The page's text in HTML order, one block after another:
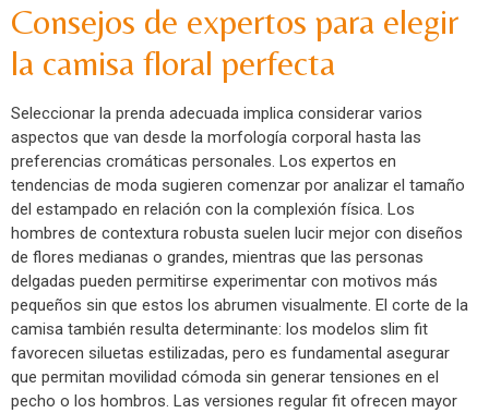
Consejos de expertos para elegir
la camisa floral perfecta
Seleccionar la prenda adecuada implica considerar varios
aspectos que van desde la morfología corporal hasta las
preferencias cromáticas personales. Los expertos en
tendencias de moda sugieren comenzar por analizar el tamaño
del estampado en relación con la complexión física. Los
hombres de contextura robusta suelen lucir mejor con diseños
de flores medianas o grandes, mientras que las personas
delgadas pueden permitirse experimentar con motivos más
pequeños sin que estos los abrumen visualmente. El corte de la
camisa también resulta determinante: los modelos slim fit
favorecen siluetas estilizadas, pero es fundamental asegurar
que permitan movilidad cómoda sin generar tensiones en el
pecho o los hombros. Las versiones regular fit ofrecen mayor